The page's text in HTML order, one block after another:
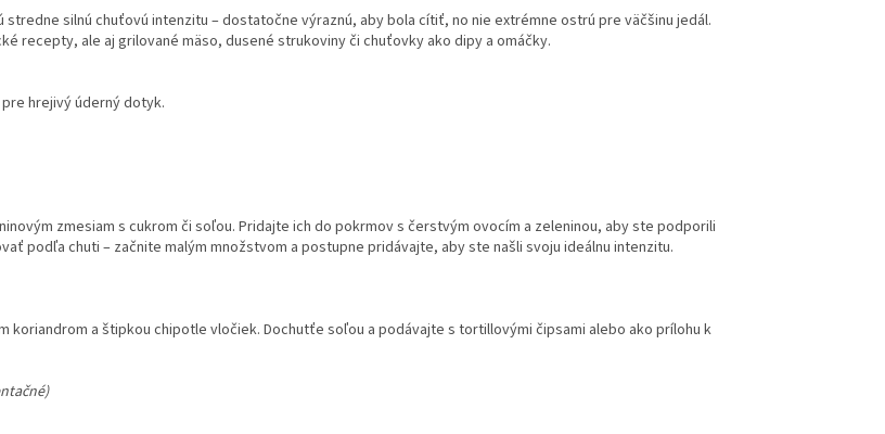
stredne silnú chuťovú intenzitu – dostatočne výraznú, aby bola cítiť, no nie extrémne ostrú pre väčšinu jedál.
recepty, ale aj grilované mäso, dusené strukoviny či chuťovky ako dipy a omáčky.
hrejivý úderný dotyk.
zmesiam s cukrom či soľou. Pridajte ich do pokrmov s čerstvým ovocím a zeleninou, aby ste podporili
podľa chuti – začnite malým množstvom a postupne pridávajte, aby ste našli svoju ideálnu intenzitu.
koriandrom a štipkou chipotle vločiek. Dochutťe soľou a podávajte s tortillovými čipsami alebo ako prílohu k